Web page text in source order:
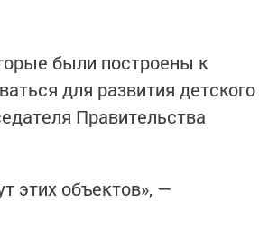
были построены к
для развития детского
Правительства
этих объектов», —